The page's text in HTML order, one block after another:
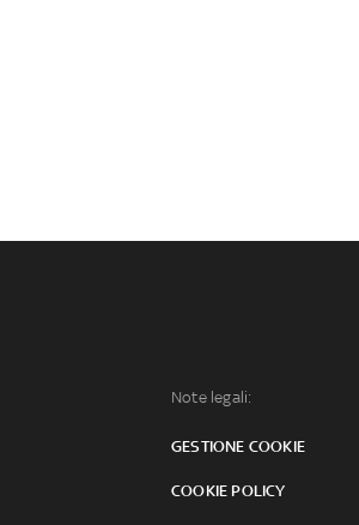
Note legali:
GESTIONE COOKIE
COOKIE POLICY